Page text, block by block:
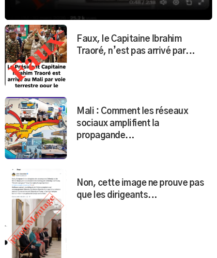
Faux, le Capitaine Ibrahim
Traoré, n’est pas arrivé par...
Mali : Comment les réseaux
sociaux amplifient la
propagande...
Non, cette image ne prouve pas
que les dirigeants...